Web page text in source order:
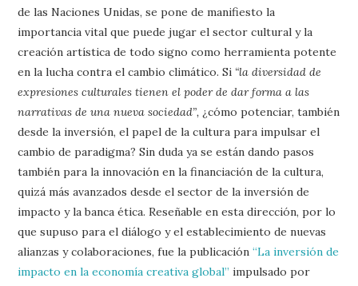
de las Naciones Unidas, se pone de manifiesto la
importancia vital que puede jugar el sector cultural y la
creación artística de todo signo como herramienta potente
en la lucha contra el cambio climático. Si “la diversidad de
expresiones culturales tienen el poder de dar forma a las
narrativas de una nueva sociedad”, ¿cómo potenciar, también
desde la inversión, el papel de la cultura para impulsar el
cambio de paradigma? Sin duda ya se están dando pasos
también para la innovación en la financiación de la cultura,
quizá más avanzados desde el sector de la inversión de
impacto y la banca ética. Reseñable en esta dirección, por lo
que supuso para el diálogo y el establecimiento de nuevas
alianzas y colaboraciones, fue la publicación“La inversión de
impacto en la economía creativa global” impulsado por